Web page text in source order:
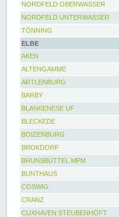
NORDFELD OBERWASSER
NORDFELD UNTERWASSER
TÖNNING
ELBE
AKEN
ALTENGAMME
ARTLENBURG
BARBY
BLANKENESE UF
BLECKEDE
BOIZENBURG
BROKDORF
BRUNSBÜTTEL MPM
BUNTHAUS
COSWIG
CRANZ
CUXHAVEN STEUBENHÖFT